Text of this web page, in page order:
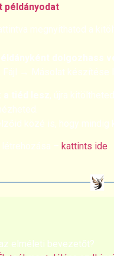
példányodat
megnyithatod a
dolgozhass
Fájl → Másolat készítése
a tiéd lesz, újra
közé is, hogy mindig
létrehozása –kattints ide
elméleti bevezetőt?